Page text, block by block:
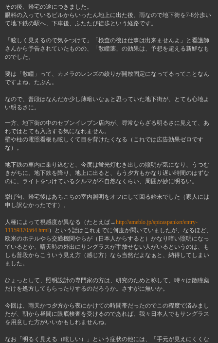
その後、帰宅の途につきました。
眼科の入っているビルからいったん地上に出た後、雨なので地下街を7-8分歩い
て地下鉄の駅へ、下車後、ふたたび徒歩という経路です。
「眩しく見えるので気をつけて」「検査の後は仕事は出来ませんよ」と看護師
さんから予告されていたものの、「散瞳薬」の効果は、予想を超える新鮮なも
のでした。
要は「散瞳」って、カメラのレンズの絞りが開放固定になってるってことなん
ですよね。たぶん。
なので、普段はなんだか少し薄暗いなぁと思っていた地下街が、とても心地よ
い明るさに。
一方、地下街の中のセブンイレブン店内が、尋常ならざる明るさに見えて、あ
れではとても入店する気になれません。
壁や柱の電照看板も眩しくて目を背けたくなる（これでは広告効果ゼロです
な）。
地下鉄の車内に乗り込むと、今度は蛍光灯むき出しの照明が気になり、うつむ
きがちに。地下鉄を降り、地上に出ると、もう夕方もかなり遅い時間のはずな
のに、ライトをつけているクルマが不自然なくらい、周囲が妙に明るい。
挙げ句、帰宅後はあちこちの室内照明をオフにして回る始末でした（家人には
申し訳なかったです）。
人種によって視感度が異なる（たとえば→http://ameblo.jp/spicaspanker/entry-
11159370564.html）という話はこれまでに何度か聞いていましたが、なるほど、
欧米のホテルやら交通機関やらが（日本人からすると）かなり暗い照明になっ
ているとか、晴天時の外出にサングラスが手放せない人がいるというのは、も
しも普段からこういう見え方（感じ方）なら当然だよなぁと、納得してしまい
ました。
ひょっとして、照明設計の専門家の方は、研究のためと称して、時々は散瞳薬
だけを処方してもらったりするのだろうか。さすがに無いか。
今回は、雨天かつ夕方から夜にかけての時間帯だったのでこの程度で済みまし
たが、朝から昼間に眼底検査を受けるのであれば、我々日本人でもサングラス
を用意した方がいいかもしれませんね。
なお「明るく見える（眩しい）」という症状の他には、「手元が見えにくくな